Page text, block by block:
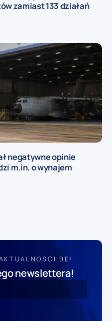
zamiast 133 działań
negatywne opinie
m.in. o wynajem
newslettera!